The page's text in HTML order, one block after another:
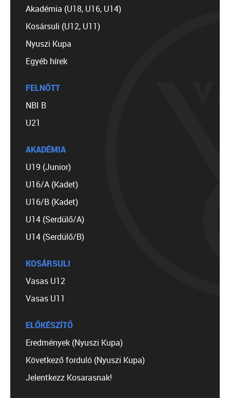
Akadémia (U18, U16, U14)
Kosársuli (U12, U11)
Nyuszi Kupa
Egyéb hírek
FELNŐTT
NBI B
U21
AKADÉMIA
U19 (Junior)
U16/A (Kadet)
U16/B (Kadet)
U14 (Serdülő/A)
U14 (Serdülő/B)
KOSÁRSULI
Vasas U12
Vasas U11
ELŐKÉSZÍTŐ
Eredmények (Nyuszi Kupa)
Következő forduló (Nyuszi Kupa)
Jelentkezz Kosarasnak!